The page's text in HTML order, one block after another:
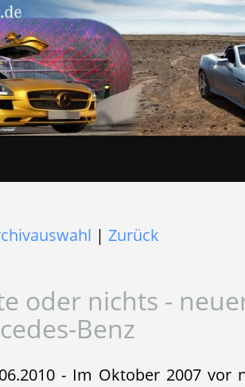
| Zurück
oder nichts -
Benz
- Im Oktober 2007 vor